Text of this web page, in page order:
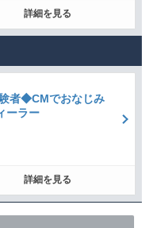
詳細を見る
者◆CMでおなじみ
ーラー
詳細を見る